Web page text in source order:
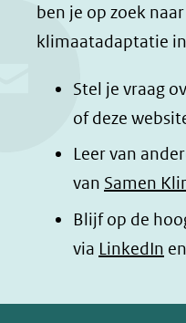
ben je op zoek
klimaatadaptatie
Stel je vraag
of deze
Leer van
van Samen
Blijf op de
via LinkedIn